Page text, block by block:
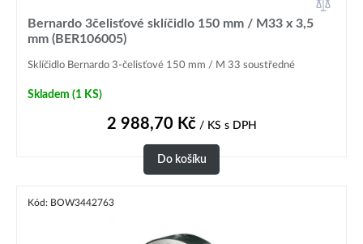
Bernardo 3čelisťové sklíčidlo 150 mm / M33 x 3,5
mm (BER106005)
Sklíčidlo Bernardo 3-čelisťové 150 mm / M 33 soustředné
Skladem (1 KS)
2 988,70 Kč/ KS s DPH
Do košíku
Kód: BOW3442763